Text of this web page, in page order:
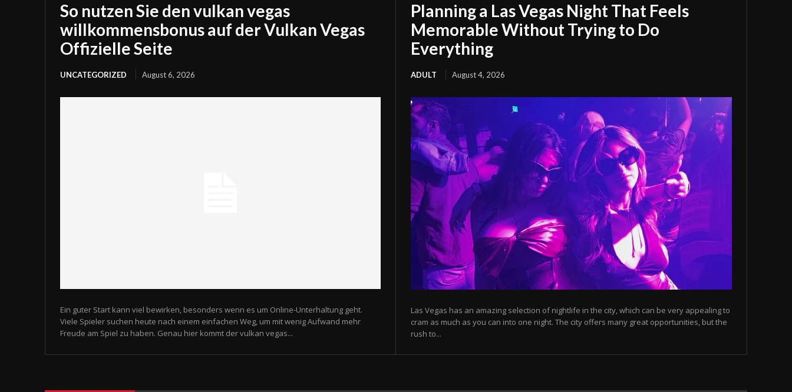
So nutzen Sie den vulkan vegas
willkommensbonus auf der Vulkan Vegas
Offizielle Seite
UNCATEGORIZED August 6, 2026
Ein guter Start kann viel bewirken, besonders wenn es um Online-Unterhaltung geht.
Viele Spieler suchen heute nach einem einfachen Weg, um mit wenig Aufwand mehr
Freude am Spiel zu haben. Genau hier kommt der vulkan vegas...
Planning a Las Vegas Night That Feels
Memorable Without Trying to Do
Everything
ADULT August 4, 2026
Las Vegas has an amazing selection of nightlife in the city, which can be very appealing to
cram as much as you can into one night. The city offers many great opportunities, but the
rush to...